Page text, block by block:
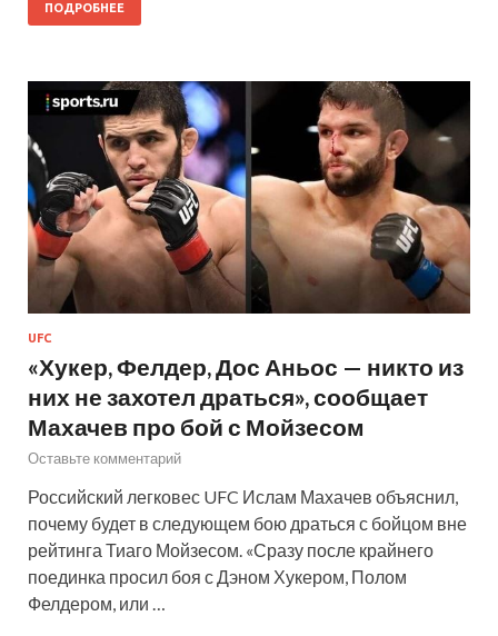
ПОДРОБНЕЕ
UFC
«Хукер, Фелдер, Дос Аньос — никто из
них не захотел драться», сообщает
Махачев про бой с Мойзесом
Оставьте комментарий
Российский легковес UFC Ислам Махачев объяснил,
почему будет в следующем бою драться с бойцом вне
рейтинга Тиаго Мойзесом. «Сразу после крайнего
поединка просил боя с Дэном Хукером, Полом
Фелдером, или …